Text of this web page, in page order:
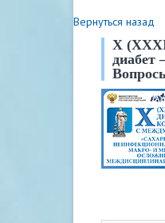
Вернуться назад
X
диабет